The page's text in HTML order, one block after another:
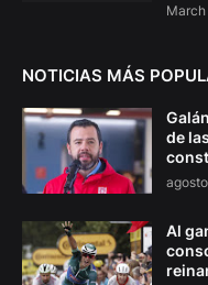
NOTICIAS MÁS
de
Al